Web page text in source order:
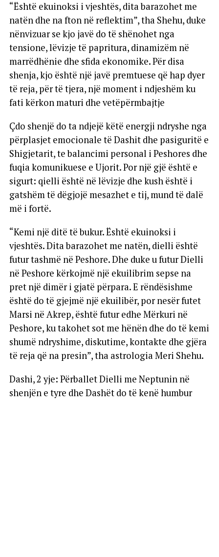
“Është ekuinoksi i vjeshtës, dita barazohet me
natën dhe na fton në reflektim”, tha Shehu, duke
nënvizuar se kjo javë do të shënohet nga
tensione, lëvizje të papritura, dinamizëm në
marrëdhënie dhe sfida ekonomike. Për disa
shenja, kjo është një javë premtuese që hap dyer
të reja, për të tjera, një moment i ndjeshëm ku
fati kërkon maturi dhe vetëpërmbajtje
Çdo shenjë do ta ndjejë këtë energji ndryshe nga
përplasjet emocionale të Dashit dhe pasiguritë e
Shigjetarit, te balancimi personal i Peshores dhe
fuqia komunikuese e Ujorit. Por një gjë është e
sigurt: qielli është në lëvizje dhe kush është i
gatshëm të dëgjojë mesazhet e tij, mund të dalë
më i fortë.
“Kemi një ditë të bukur. Është ekuinoksi i
vjeshtës. Dita barazohet me natën, dielli është
futur tashmë në Peshore. Dhe duke u futur Dielli
në Peshore kërkojmë një ekuilibrim sepse na
pret një dimër i gjatë përpara. E rëndësishme
është do të gjejmë një ekuilibër, por nesër futet
Marsi në Akrep, është futur edhe Mërkuri në
Peshore, ku takohet sot me hënën dhe do të kemi
shumë ndryshime, diskutime, kontakte dhe gjëra
të reja që na presin”, tha astrologia Meri Shehu.
Dashi, 2 yje: Përballet Dielli me Neptunin në
shenjën e tyre dhe Dashët do të kenë humbur